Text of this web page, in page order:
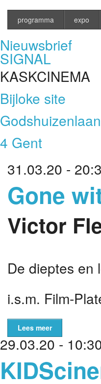
programma expo
Nieuwsbrief
SIGNAL
KASKCINEMA
Bijloke site
Godshuizenlaan
4 Gent
31.03.20 -
Gone
Victor
De dieptes en
i.s.m. Film-
Lees meer
29.03.20 -